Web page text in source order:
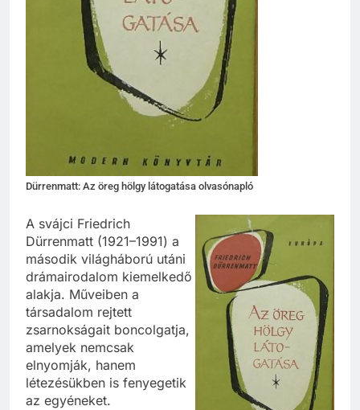
Dürrenmatt: Az öreg hölgy látogatása olvasónapló
A svájci Friedrich
Dürrenmatt (1921–1991) a
második világháború utáni
drámairodalom kiemelkedő
alakja. Műveiben a
társadalom rejtett
zsarnokságait boncolgatja,
amelyek nemcsak
elnyomják, hanem
létezésükben is fenyegetik
az egyéneket.